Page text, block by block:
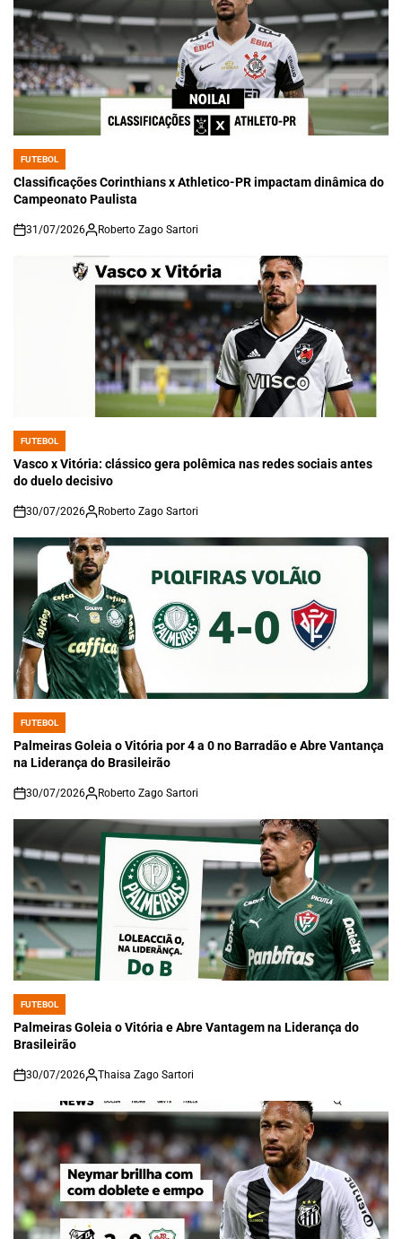
POSTED
IN
FUTEBOL
Classificações Corinthians x Athletico-PR impactam dinâmica do
Campeonato Paulista
on
31/07/2026 Roberto Zago Sartori
POSTED
IN
FUTEBOL
Vasco x Vitória: clássico gera polêmica nas redes sociais antes
do duelo decisivo
on
30/07/2026 Roberto Zago Sartori
POSTED
IN
FUTEBOL
Palmeiras Goleia o Vitória por 4 a 0 no Barradão e Abre Vantança
na Liderança do Brasileirão
on
30/07/2026 Roberto Zago Sartori
POSTED
IN
FUTEBOL
Palmeiras Goleia o Vitória e Abre Vantagem na Liderança do
Brasileirão
on
30/07/2026 Thaisa Zago Sartori